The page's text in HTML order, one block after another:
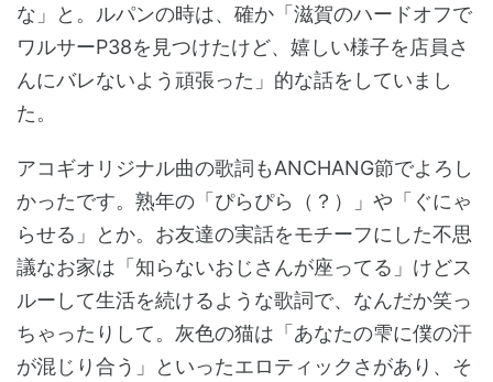
な」と。ルパンの時は、確か「滋賀のハードオフで
ワルサーP38を見つけたけど、嬉しい様子を店員さ
んにバレないよう頑張った」的な話をしていまし
た。
アコギオリジナル曲の歌詞もANCHANG節でよろし
かったです。熟年の「ぴらぴら（？）」や「ぐにゃ
らせる」とか。お友達の実話をモチーフにした不思
議なお家は「知らないおじさんが座ってる」けどス
ルーして生活を続けるような歌詞で、なんだか笑っ
ちゃったりして。灰色の猫は「あなたの雫に僕の汗
が混じり合う」といったエロティックさがあり、そ